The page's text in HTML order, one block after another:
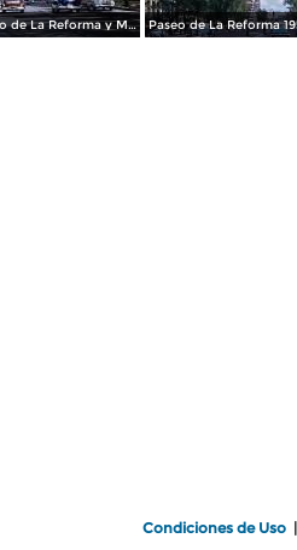
Paseo de La Reforma y Mto a La Independencia 1950 Paseo de La Reforma
Condiciones de Uso